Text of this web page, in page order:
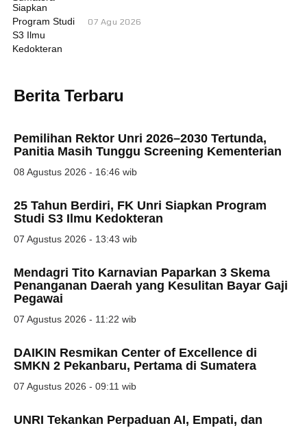
07 Agu 2026
Berita Terbaru
Pemilihan Rektor Unri 2026–2030 Tertunda,
Panitia Masih Tunggu Screening Kementerian
08 Agustus 2026 - 16:46 wib
25 Tahun Berdiri, FK Unri Siapkan Program
Studi S3 Ilmu Kedokteran
07 Agustus 2026 - 13:43 wib
Mendagri Tito Karnavian Paparkan 3 Skema
Penanganan Daerah yang Kesulitan Bayar Gaji
Pegawai
07 Agustus 2026 - 11:22 wib
DAIKIN Resmikan Center of Excellence di
SMKN 2 Pekanbaru, Pertama di Sumatera
07 Agustus 2026 - 09:11 wib
UNRI Tekankan Perpaduan AI, Empati, dan